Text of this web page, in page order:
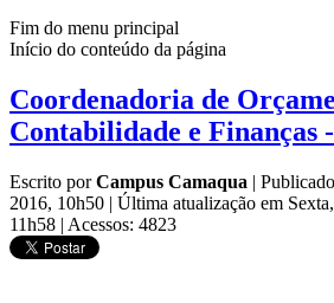
Fim do menu principal
Início do conteúdo da página
Coordenadoria de
Contabilidade e Finanças
Escrito porCampus Camaqua |
2016, 10h50 | Última atualização em
11h58 | Acessos: 4823